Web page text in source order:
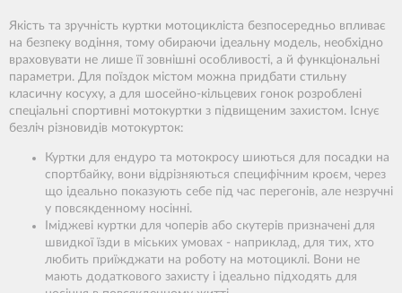
Якість та зручність куртки мотоцикліста безпосередньо впливає
на безпеку водіння, тому обираючи ідеальну модель, необхідно
враховувати не лише її зовнішні особливості, а й функціональні
параметри. Для поїздок містом можна придбати стильну
класичну косуху, а для шосейно-кільцевих гонок розроблені
спеціальні спортивні мотокуртки з підвищеним захистом. Існує
безліч різновидів мотокурток:
Куртки для ендуро та мотокросу шиються для посадки на
спортбайку, вони відрізняються специфічним кроєм, через
що ідеально показують себе під час перегонів, але незручні
у повсякденному носінні.
Іміджеві куртки для чоперів або скутерів призначені для
швидкої їзди в міських умовах - наприклад, для тих, хто
любить приїжджати на роботу на мотоциклі. Вони не
мають додаткового захисту і ідеально підходять для